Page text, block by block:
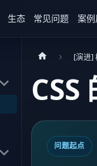
生态 常见问题 案
[演进]
CSS
问题起点